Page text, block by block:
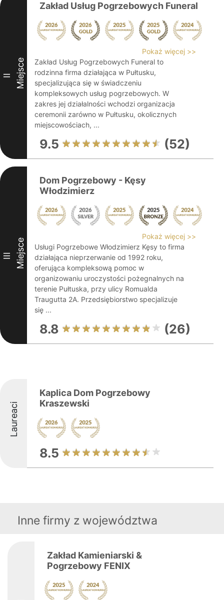
II Miejsce
Zakład Usług Pogrzebowych Funeral
Pokaż więcej >>
Zakład Usług Pogrzebowych Funeral to
rodzinna firma działająca w Pułtusku,
specjalizująca się w świadczeniu
kompleksowych usług pogrzebowych. W
zakres jej działalności wchodzi organizacja
ceremonii zarówno w Pułtusku, okolicznych
miejscowościach, ...
9.5 (52)
III Miejsce
Dom Pogrzebowy - Kęsy
Włodzimierz
Pokaż więcej >>
Usługi Pogrzebowe Włodzimierz Kęsy to firma
działająca nieprzerwanie od 1992 roku,
oferująca kompleksową pomoc w
organizowaniu uroczystości pożegnalnych na
terenie Pułtuska, przy ulicy Romualda
Traugutta 2A. Przedsiębiorstwo specjalizuje
się ...
8.8 (26)
Laureaci
Kaplica Dom Pogrzebowy
Kraszewski
8.5
Inne firmy z województwa
Zakład Kamieniarski &
Pogrzebowy FENIX